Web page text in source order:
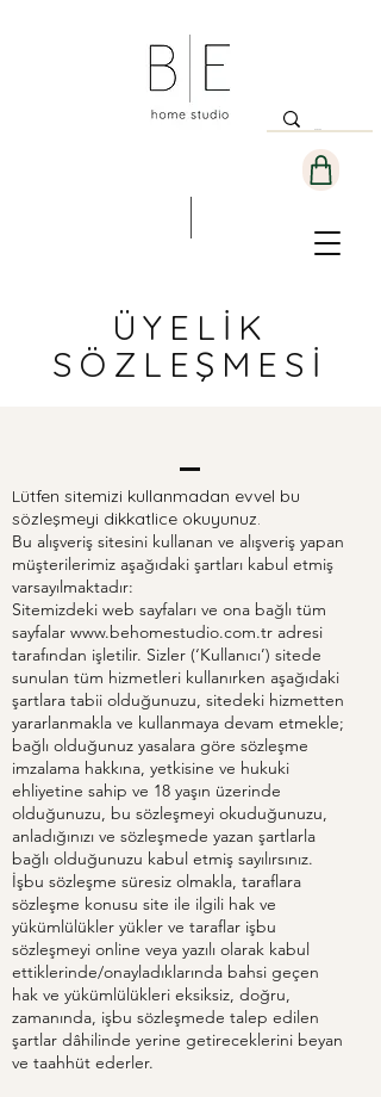
ÜYELİK
SÖZLEŞMESİ
Lütfen sitemizi kullanmadan evvel bu
sözleşmeyi dikkatlice okuyunuz.
Bu alışveriş sitesini kullanan ve alışveriş yapan
müşterilerimiz aşağıdaki şartları kabul etmiş
varsayılmaktadır:
Sitemizdeki web sayfaları ve ona bağlı tüm
sayfalar www.behomestudio.com.tr adresi
tarafından işletilir. Sizler (‘Kullanıcı’) sitede
sunulan tüm hizmetleri kullanırken aşağıdaki
şartlara tabii olduğunuzu, sitedeki hizmetten
yararlanmakla ve kullanmaya devam etmekle;
bağlı olduğunuz yasalara göre sözleşme
imzalama hakkına, yetkisine ve hukuki
ehliyetine sahip ve 18 yaşın üzerinde
olduğunuzu, bu sözleşmeyi okuduğunuzu,
anladığınızı ve sözleşmede yazan şartlarla
bağlı olduğunuzu kabul etmiş sayılırsınız.
İşbu sözleşme süresiz olmakla, taraflara
sözleşme konusu site ile ilgili hak ve
yükümlülükler yükler ve taraflar işbu
sözleşmeyi online veya yazılı olarak kabul
ettiklerinde/onayladıklarında bahsi geçen
hak ve yükümlülükleri eksiksiz, doğru,
zamanında, işbu sözleşmede talep edilen
şartlar dâhilinde yerine getireceklerini beyan
ve taahhüt ederler.